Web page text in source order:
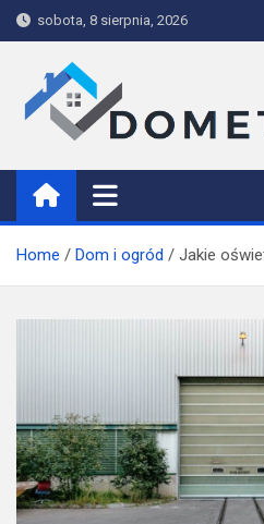
Skip
to
sobota, 8 sierpnia, 2026
Dometech
Home Dom i ogród Jakie